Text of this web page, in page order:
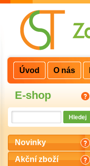
E-shop
Novinky
Akční zboží
Úvod O nás